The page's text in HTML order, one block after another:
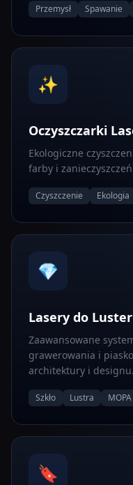
Przemysł Spawanie
✨
Oczyszczarki
Ekologiczne
farby i
Czyszczenie Ekologia
💎
Lasery do Luster
Zaawansowane
grawerowania i
architektury i designu.
Szkło Lustra MOPA
🔖